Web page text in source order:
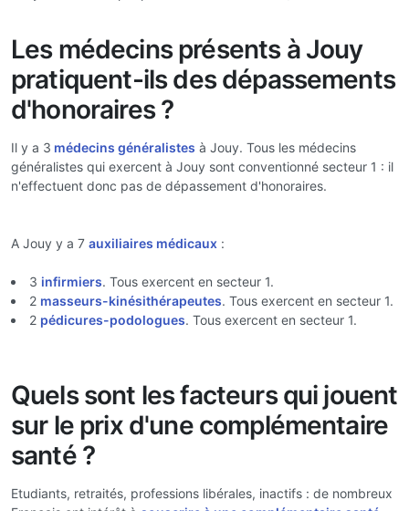
Les médecins présents à Jouy
pratiquent-ils des dépassements
d'honoraires ?
Il y a 3 médecins généralistes à Jouy. Tous les médecins
généralistes qui exercent à Jouy sont conventionné secteur 1 : il
n'effectuent donc pas de dépassement d'honoraires.
A Jouy y a 7 auxiliaires médicaux :
3 infirmiers. Tous exercent en secteur 1.
2 masseurs-kinésithérapeutes. Tous exercent en secteur 1.
2 pédicures-podologues. Tous exercent en secteur 1.
Quels sont les facteurs qui jouent
sur le prix d'une complémentaire
santé ?
Etudiants, retraités, professions libérales, inactifs : de nombreux